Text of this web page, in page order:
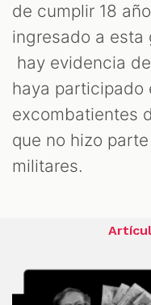
de cumplir 18
ingresado a esta
hay evidencia
haya participado
excombatientes
que no hizo
militares.